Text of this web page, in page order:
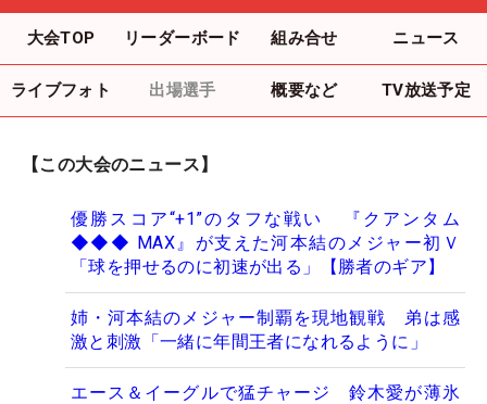
大会TOP リーダーボード 組み合せ ニュース
ライブフォト 出場選手 概要など TV放送予定
【この大会のニュース】
優勝スコア“+1”のタフな戦い 『クアンタム
◆◆◆ MAX』が支えた河本結のメジャー初Ｖ
「球を押せるのに初速が出る」【勝者のギア】
姉・河本結のメジャー制覇を現地観戦 弟は感
激と刺激「一緒に年間王者になれるように」
エース＆イーグルで猛チャージ 鈴木愛が薄氷